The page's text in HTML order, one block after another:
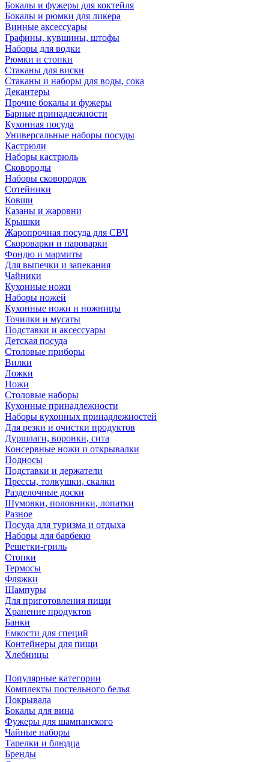
Бокалы и фужеры для коктейля
Бокалы и рюмки для ликера
Винные аксессуары
Графины, кувшины, штофы
Наборы для водки
Рюмки и стопки
Стаканы для виски
Стаканы и наборы для воды, сока
Декантеры
Прочие бокалы и фужеры
Барные принадлежности
Кухонная посуда
Универсальные наборы посуды
Кастрюли
Наборы кастрюль
Сковороды
Наборы сковородок
Сотейники
Ковши
Казаны и жаровни
Крышки
Жаропрочная посуда для СВЧ
Скороварки и пароварки
Фондю и мармиты
Для выпечки и запекания
Чайники
Кухонные ножи
Наборы ножей
Кухонные ножи и ножницы
Точилки и мусаты
Подставки и аксессуары
Детская посуда
Столовые приборы
Вилки
Ложки
Ножи
Столовые наборы
Кухонные принадлежности
Наборы кухонных принадлежностей
Для резки и очистки продуктов
Дуршлаги, воронки, сита
Консервные ножи и открывалки
Подносы
Подставки и держатели
Прессы, толкушки, скалки
Разделочные доски
Шумовки, половники, лопатки
Разное
Посуда для туризма и отдыха
Наборы для барбекю
Решетки-гриль
Стопки
Термосы
Фляжки
Шампуры
Для приготовления пищи
Хранение продуктов
Банки
Емкости для специй
Контейнеры для пищи
Хлебницы
Популярные категории
Комплекты постельного белья
Покрывала
Бокалы для вина
Фужеры для шампанского
Чайные наборы
Тарелки и блюдца
Бренды